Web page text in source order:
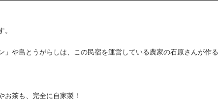
」や島とうがらしは、この民宿を運営している農家の石原さんが作る
お茶も、完全に自家製！